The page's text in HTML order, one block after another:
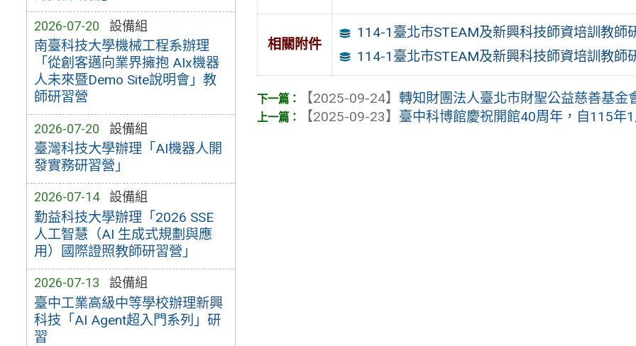
2026-07-20 設備組
南臺科技大學機械工程系辦理
「從創客邁向業界擁抱 AIx機器
人未來暨Demo Site說明會」教
師研習營
2026-07-20 設備組
臺灣科技大學辦理「AI機器人開
發實務研習營」
2026-07-14 設備組
勤益科技大學辦理「2026 SSE
人工智慧（AI 生成式規劃與應
用）國際證照教師研習營」
2026-07-13 設備組
臺中工業高級中等學校辦理新興
科技「AI Agent超入門系列」研
習
相關附件
114-1臺北市STEAM及新興科技師資培訓教師
114-1臺北市STEAM及新興科技師資培訓教師
【2025-09-24】轉知財團法人臺北市財聖公益慈善基金
【2025-09-23】 臺中科博館慶祝開館40周年，自115年